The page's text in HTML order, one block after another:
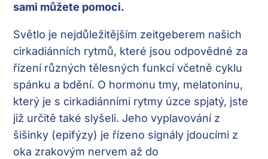
sami můžete pomoci.
Světlo je nejdůležitějším zeitgeberem našich
cirkadiánních rytmů, které jsou odpovědné za
řízení různých tělesných funkcí včetně cyklu
spánku a bdění. O hormonu tmy, melatoninu,
který je s cirkadiánními rytmy úzce spjatý, jste
již určitě také slyšeli. Jeho vyplavování z
šišinky (epifýzy) je řízeno signály jdoucími z
oka zrakovým nervem až do